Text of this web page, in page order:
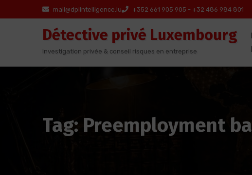
au
mail@dplintelligence.lu +352 661 905 905 - +32 486 984 801
Détective privé Luxembourg
Investigation privée & conseil risques en entreprise
Tag: Preemployment